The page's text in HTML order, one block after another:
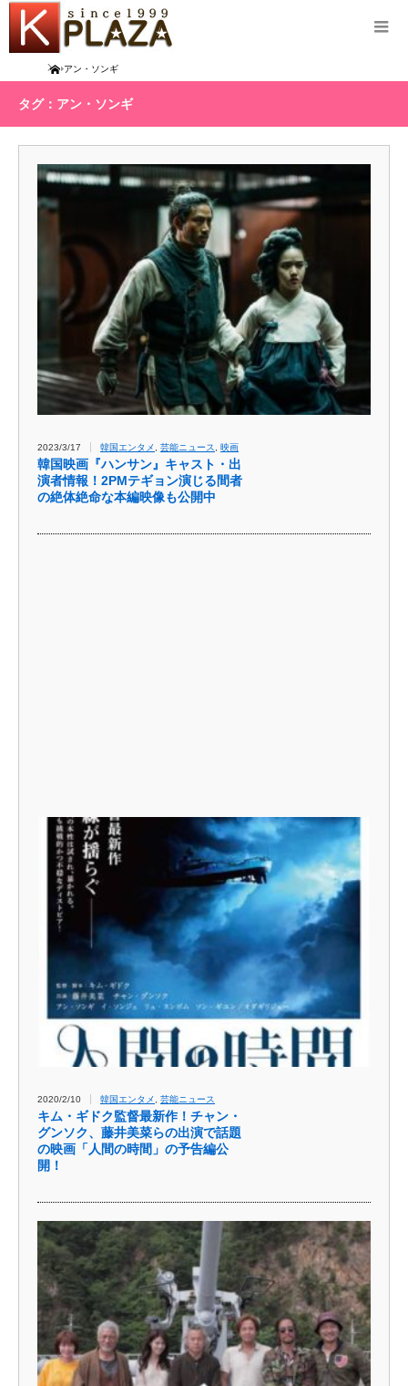
Homeアン・ソンギ
タグ：アン・ソンギ
2023/3/17 韓国エンタメ 芸能ニュース 映画
韓国映画『ハンサン』キャスト・出
演者情報！2PMテギョン演じる間者
の絶体絶命な本編映像も公開中
2020/2/10 韓国エンタメ 芸能ニュース
キム・ギドク監督最新作！チャン・
グンソク、藤井美菜らの出演で話題
の映画「人間の時間」の予告編公
開！